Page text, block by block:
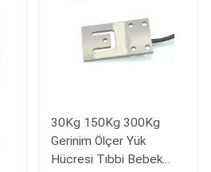
30Kg 150Kg 300Kg
Gerinim Ölçer Yük
Hücresi Tıbbi Bebek